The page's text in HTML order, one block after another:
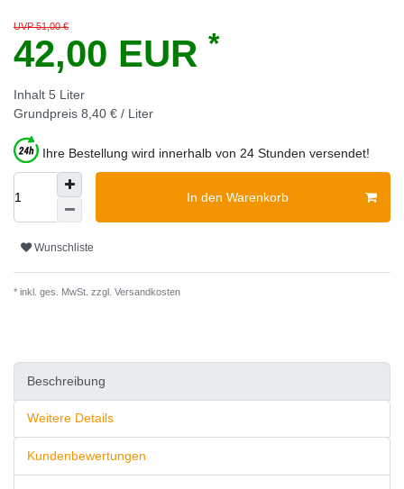
UVP 51,00 €
42,00 EUR *
Inhalt 5 Liter
Grundpreis 8,40 € / Liter
Ihre Bestellung wird innerhalb von 24 Stunden versendet!
In den Warenkorb
Wunschliste
* inkl. ges. MwSt. zzgl. Versandkosten
Beschreibung
Weitere Details
Kundenbewertungen